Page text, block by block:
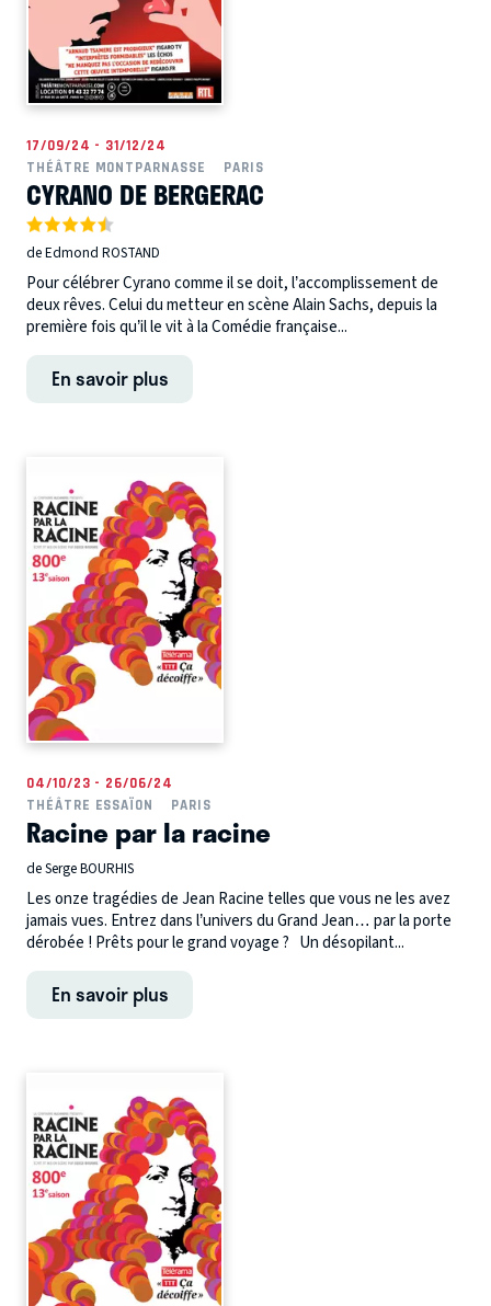
17/09/24 - 31/12/24
THÉÂTRE MONTPARNASSE
PARIS
CYRANO DE BERGERAC
de Edmond ROSTAND
Pour célébrer Cyrano comme il se doit, l’accomplissement de
deux rêves. Celui du metteur en scène Alain Sachs, depuis la
première fois qu’il le vit à la Comédie française...
En savoir plus
04/10/23 - 26/06/24
THÉÂTRE ESSAÏON
PARIS
Racine par la racine
de Serge BOURHIS
Les onze tragédies de Jean Racine telles que vous ne les avez
jamais vues. Entrez dans l’univers du Grand Jean… par la porte
dérobée ! Prêts pour le grand voyage ? Un désopilant...
En savoir plus